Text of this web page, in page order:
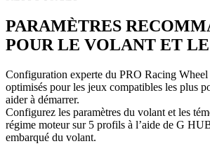
PARAMÈTRES
POUR LE VOLANT ET
Configuration experte du PRO Racing Wheel
optimisés pour les jeux compatibles les plus
aider à démarrer.
Configurez les paramètres du volant et les
régime moteur sur 5 profils à l’aide de G
embarqué du volant.